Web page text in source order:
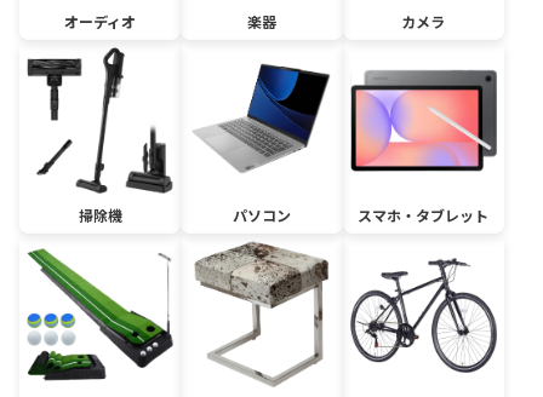
オーディオ 楽器 カメラ
掃除機 パソコン スマホ・タブレット